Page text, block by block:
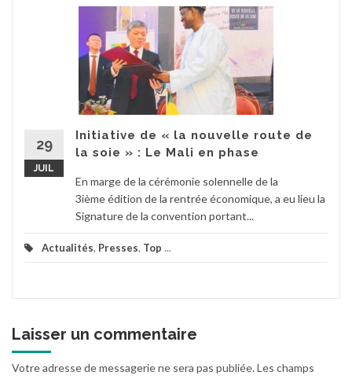
29
JUIL
Initiative de « la nouvelle route de
la soie » : Le Mali en phase
En marge de la cérémonie solennelle de la
3ième édition de la rentrée économique, a eu lieu la
Signature de la convention portant...
Actualités, Presses, Top ...
Laisser un commentaire
Votre adresse de messagerie ne sera pas publiée.Les champs